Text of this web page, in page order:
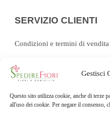
Gestisci
Questo sito utilizza cookie, anche di terze
all'uso dei cookie. Per negare il consenso,
SERVIZIO CLIENTI
Condizioni e termini di vendita
Chat
Tracking ordine